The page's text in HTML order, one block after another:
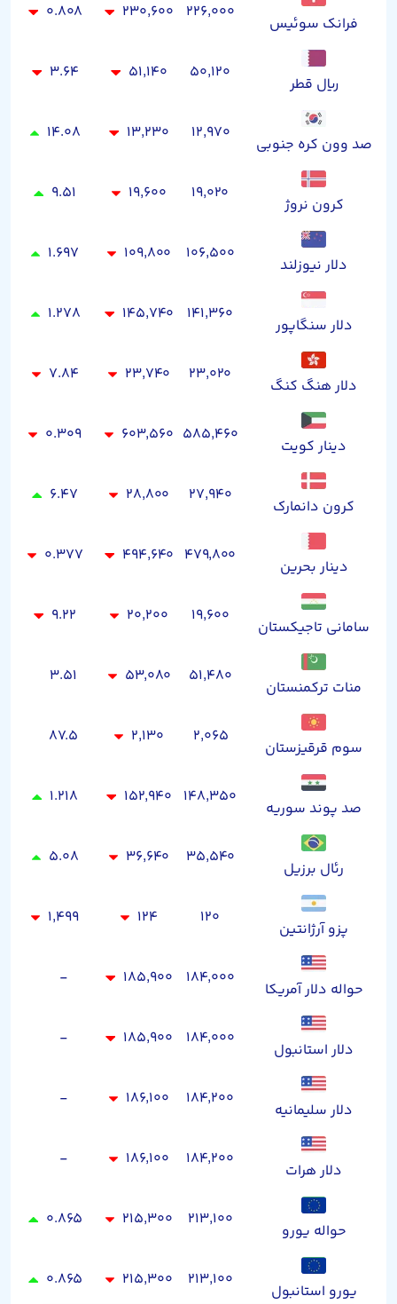
فرانک سوئیس
۲۲۶,۰۰۰ ۲۳۰,۶۰۰ ۰.۸۰۸
ریال قطر
۵۰,۱۲۰ ۵۱,۱۴۰ ۳.۶۴
صد وون کره جنوبی
۱۲,۹۷۰ ۱۳,۲۳۰ ۱۴.۰۸
کرون نروژ
۱۹,۰۲۰ ۱۹,۶۰۰ ۹.۵۱
دلار نیوزلند
۱۰۶,۵۰۰ ۱۰۹,۸۰۰ ۱.۶۹۷
دلار سنگاپور
۱۴۱,۳۶۰ ۱۴۵,۷۴۰ ۱.۲۷۸
دلار هنگ کنگ
۲۳,۰۲۰ ۲۳,۷۴۰ ۷.۸۴
دینار کویت
۵۸۵,۴۶۰ ۶۰۳,۵۶۰ ۰.۳۰۹
کرون دانمارک
۲۷,۹۴۰ ۲۸,۸۰۰ ۶.۴۷
دینار بحرین
۴۷۹,۸۰۰ ۴۹۴,۶۴۰ ۰.۳۷۷
سامانی تاجیکستان
۱۹,۶۰۰ ۲۰,۲۰۰ ۹.۲۲
منات ترکمنستان
۵۱,۴۸۰ ۵۳,۰۸۰ ۳.۵۱
سوم قرقیزستان
۲,۰۶۵ ۲,۱۳۰ ۸۷.۵
صد پوند سوریه
۱۴۸,۳۵۰ ۱۵۲,۹۴۰ ۱.۲۱۸
رئال برزیل
۳۵,۵۴۰ ۳۶,۶۴۰ ۵.۰۸
پزو آرژانتین
۱۲۰ ۱۲۴ ۱,۴۹۹
حواله دلار آمریکا
۱۸۴,۰۰۰ ۱۸۵,۹۰۰ -
دلار استانبول
۱۸۴,۰۰۰ ۱۸۵,۹۰۰ -
دلار سلیمانیه
۱۸۴,۲۰۰ ۱۸۶,۱۰۰ -
دلار هرات
۱۸۴,۲۰۰ ۱۸۶,۱۰۰ -
حواله یورو
۲۱۳,۱۰۰ ۲۱۵,۳۰۰ ۰.۸۶۵
یورو استانبول
۲۱۳,۱۰۰ ۲۱۵,۳۰۰ ۰.۸۶۵